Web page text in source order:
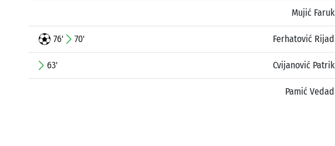
Mujić Faruk
76' 70' Ferhatović Rijad
63' Cvijanović Patrik
Pamić Vedad